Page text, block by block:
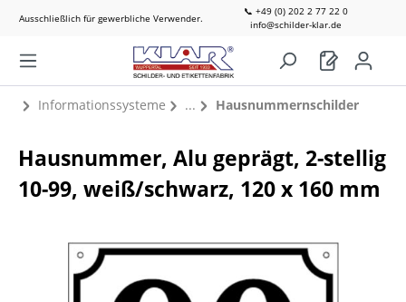
Ausschließlich für gewerbliche Verwender.
📞 +49 (0) 202 2 77 22 0
info@schilder-klar.de
Informationssysteme Hausnummernschilder
Hausnummer, Alu geprägt, 2-stellig
10-99, weiß/schwarz, 120 x 160 mm